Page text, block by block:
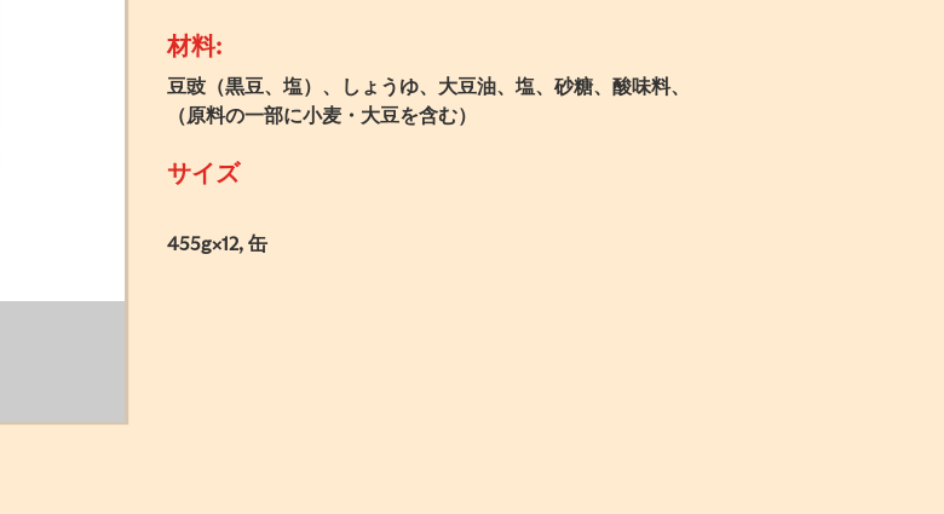
材料:
豆豉（黒豆、塩）、しょうゆ、大豆油、塩、砂糖、酸味料、
（原料の一部に小麦・大豆を含む）
サイズ
455g×12, 缶